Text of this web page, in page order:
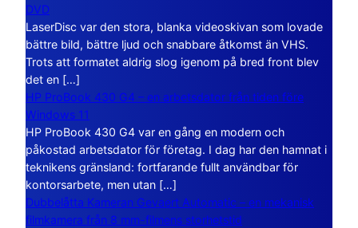
DVD
LaserDisc var den stora, blanka videoskivan som lovade
bättre bild, bättre ljud och snabbare åtkomst än VHS.
Trots att formatet aldrig slog igenom på bred front blev
det en […]
HP ProBook 430 G4 – en arbetsdator från tiden före
Windows 11
HP ProBook 430 G4 var en gång en modern och
påkostad arbetsdator för företag. I dag har den hamnat i
teknikens gränsland: fortfarande fullt användbar för
kontorsarbete, men utan […]
Dubbelåtta Kameran Gevaert Automatic – en mekanisk
filmkamera från 8 mm-filmens storhetstid